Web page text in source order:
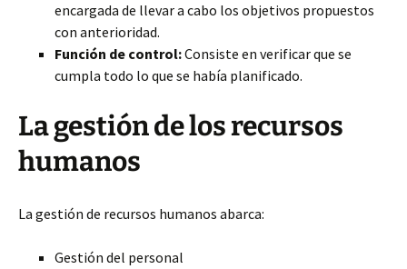
encargada de llevar a cabo los objetivos propuestos
con anterioridad.
Función de control:Consiste en verificar que se
cumpla todo lo que se había planificado.
La gestión de los recursos
humanos
La gestión de recursos humanos abarca:
Gestión del personal